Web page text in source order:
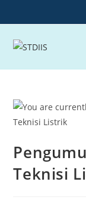
to
content
Teknisi